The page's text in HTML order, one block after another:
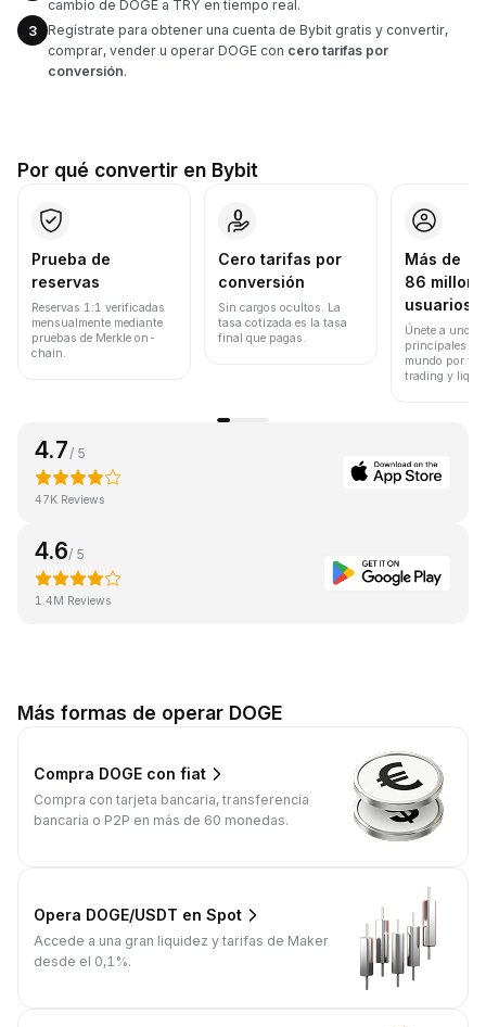
cambio de DOGE a TRY en tiempo real.
3
Regístrate para obtener una cuenta de Bybit gratis y convertir,
comprar, vender u operar DOGE con cero tarifas por
conversión.
Por qué convertir en Bybit
Prueba de
reservas
Reservas 1:1 verificadas
mensualmente mediante
pruebas de Merkle on-
chain.
Cero tarifas por
conversión
Sin cargos ocultos. La
tasa cotizada es la tasa
final que pagas.
Más de
86
usuarios
Únete a uno
principales
mundo por
trading y
4.7 / 5
47K Reviews
4.6/ 5
1.4M Reviews
Más formas de operar DOGE
Compra DOGE con fiat
Compra con tarjeta bancaria, transferencia
bancaria o P2P en más de 60 monedas.
Opera DOGE/USDT en Spot
Accede a una gran liquidez y tarifas de Maker
desde el 0,1%.